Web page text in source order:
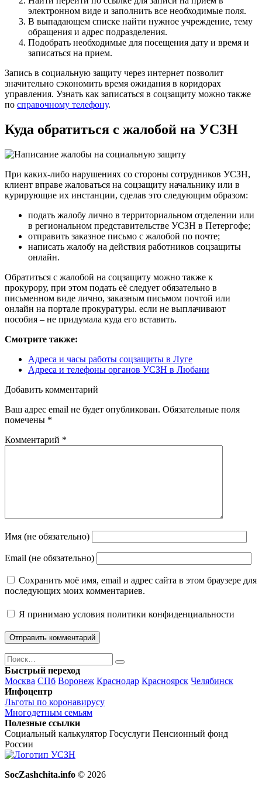
электронном виде и заполнить все необходимые поля.
В выпадающем списке найти нужное учреждение, тему
обращения и адрес подразделения.
Подобрать необходимые для посещения дату и время и
записаться на прием.
Запись в социальную защиту через интернет позволит
значительно сэкономить время ожидания в коридорах
управления. Узнать как записаться в соцзащиту можно также
по справочному телефону.
Куда обратиться с жалобой на УСЗН
При каких-либо нарушениях со стороны сотрудников УСЗН,
клиент вправе жаловаться на соцзащиту начальнику или в
курирующие их инстанции, сделав это следующим образом:
подать жалобу лично в территориальном отделении или
в региональном представительстве УСЗН в Петергофе;
отправить заказное письмо с жалобой по почте;
написать жалобу на действия работников соцзащиты
онлайн.
Обратиться с жалобой на соцзащиту можно также к
прокурору, при этом подать её следует обязательно в
письменном виде лично, заказным письмом почтой или
онлайн на портале прокуратуры. если не выплачивают
пособия – не придумала куда его вставить.
Смотрите также:
Адреса и часы работы соцзащиты в Луге
Адреса и телефоны органов УСЗН в Любани
Добавить комментарий
Ваш адрес email не будет опубликован. Обязательные поля
помечены *
Комментарий *
Имя (не обязательно)
Email (не обязательно)
Сохранить моё имя, email и адрес сайта в этом браузере для
последующих моих комментариев.
Я принимаю условия политики конфиденциальности
Поиск
Найти
Быстрый переход
Москва СПб Воронеж Краснодар Красноярск Челябинск
Инфоцентр
Льготы по коронавирусу
Многодетным семьям
Полезные ссылки
Социальный калькулятор Госуслуги Пенсионный фонд
России
SocZashchita.info © 2026